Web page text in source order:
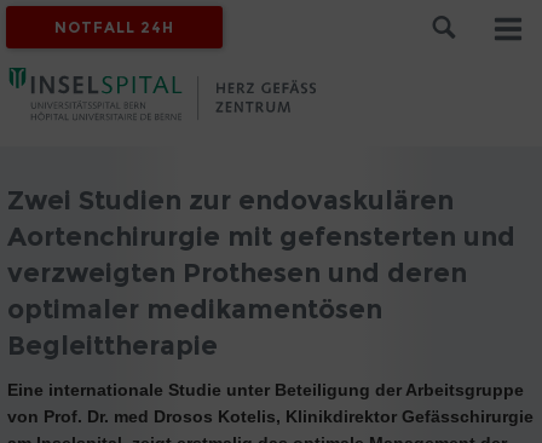
NOTFALL 24H
Zwei Studien zur endovaskulären
Aortenchirurgie mit gefensterten und
verzweigten Prothesen und deren
optimaler medikamentösen
Begleittherapie
Eine internationale Studie unter Beteiligung der Arbeitsgruppe
von Prof. Dr. med Drosos Kotelis, Klinikdirektor Gefässchirurgie